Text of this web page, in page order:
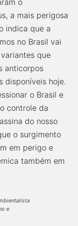
o
a mais perigosa
indica que a
no Brasil vai
que
anticorpos
disponíveis hoje.
o Brasil e
controle da
do nosso
o surgimento
em perigo e
também em
e